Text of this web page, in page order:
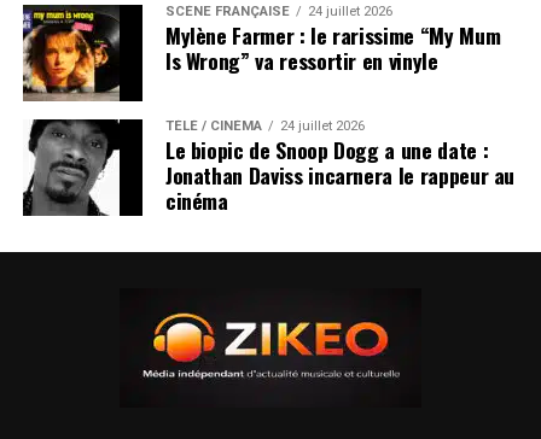
SCÈNE FRANÇAISE 24 juillet 2026
Mylène Farmer : le rarissime “My Mum
Is Wrong” va ressortir en vinyle
TÉLÉ / CINÉMA 24 juillet 2026
Le biopic de Snoop Dogg a une date :
Jonathan Daviss incarnera le rappeur au
cinéma